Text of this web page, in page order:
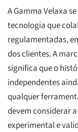
A Gamma Velaxa
tecnologia que
regulamentadas,
dos clientes. A
significa que o
independentes
qualquer
devem considerar
experimental e